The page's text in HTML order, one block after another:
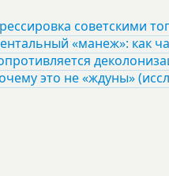
советскими
«манеж»: как
это не «ждуны»